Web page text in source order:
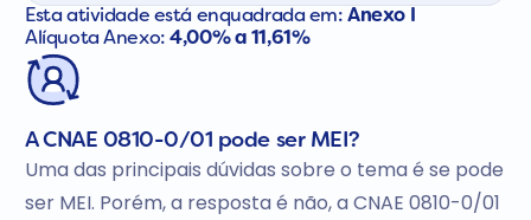
Esta atividade está enquadrada em:Anexo I
Alíquota Anexo:4,00% a 11,61%
A CNAE 0810-0/01 pode ser MEI?
Uma das principais dúvidas sobre o tema é se pode
ser MEI. Porém, a resposta é não, a CNAE 0810-0/01